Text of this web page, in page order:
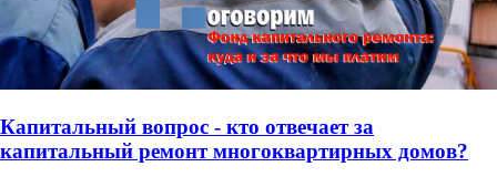
Капитальный вопрос - кто отвечает за
капитальный ремонт многоквартирных домов?